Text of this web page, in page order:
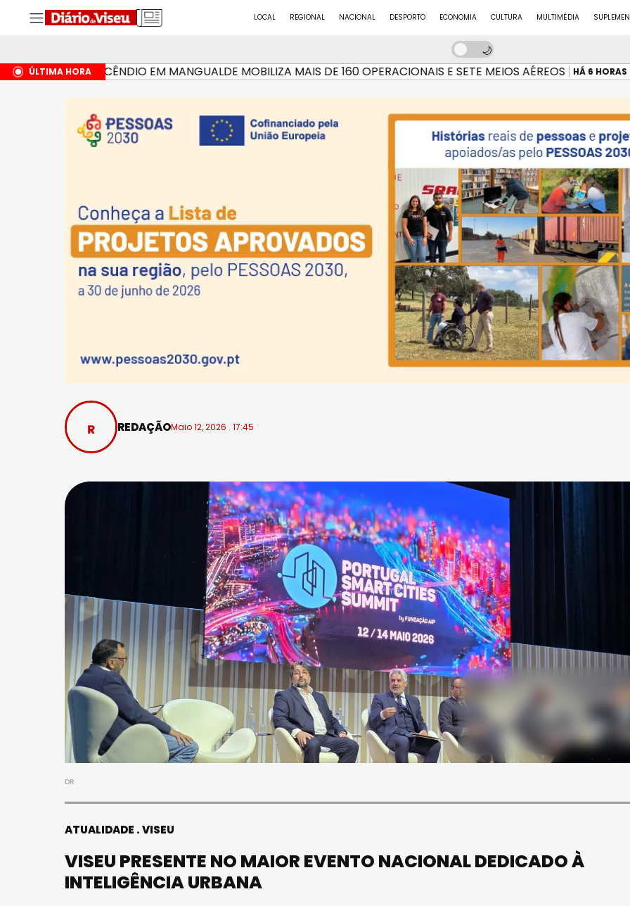
LOCAL REGIONAL NACIONAL DESPORTO ECONOMIA CULTURA MULTIMÉDIA
ÚLTIMA HORA
HÁ 6 HORAS INCÊNDIO EM MANGUALDE MOBILIZA MAIS DE 160 OPERACIONAIS E SETE MEIOS AÉREOS HÁ 6 HORAS
REDAÇÃOMaio 12, 2026 . 17:45
DR
ATUALIDADE VISEU
VISEU PRESENTE NO MAIOR EVENTO NACIONAL DEDICADO À
INTELIGÊNCIA URBANA
SOCIEDADE
FALECEU PAULA ALMEIDA,
JOVEM ENFERMEIRA NO
HOSPITAL DE VISEU
Julho 27, 2026 . 11:00
REALIZA-SE NA SEXTA-
FEIRA
Julho 29, 2026 . 13:15